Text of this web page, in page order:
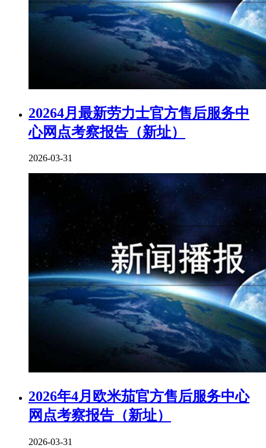
20264月最新劳力士官方售后服务中
心网点考察报告（新址）
2026-03-31
2026年4月欧米茄官方售后服务中心
网点考察报告（新址）
2026-03-31